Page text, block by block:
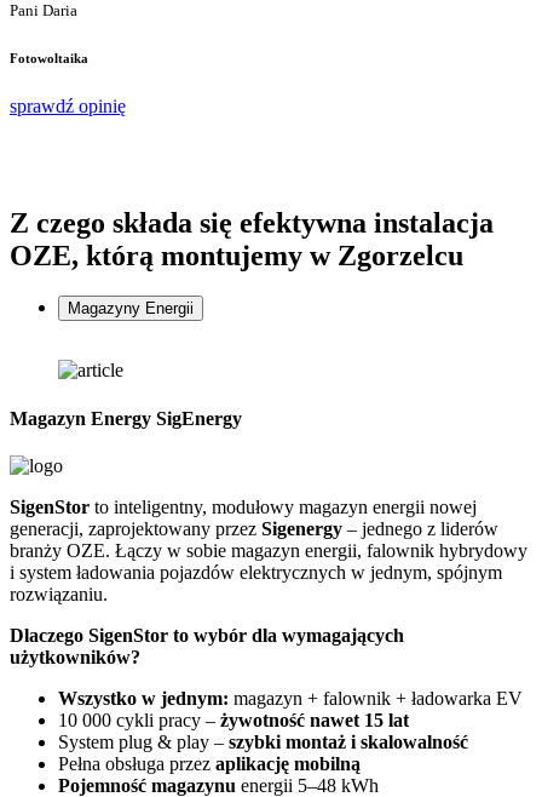
Pani Daria
Fotowoltaika
sprawdź opinię
Z czego składa się efektywna instalacja
OZE, którą montujemy w Zgorzelcu
Magazyny Energii
Magazyn Energy SigEnergy
SigenStor to inteligentny, modułowy magazyn energii nowej
generacji, zaprojektowany przez Sigenergy – jednego z liderów
branży OZE. Łączy w sobie magazyn energii, falownik hybrydowy
i system ładowania pojazdów elektrycznych w jednym, spójnym
rozwiązaniu.
Dlaczego SigenStor to wybór dla wymagających
użytkowników?
Wszystko w jednym: magazyn + falownik + ładowarka EV
10 000 cykli pracy – żywotność nawet 15 lat
System plug & play – szybki montaż i skalowalność
Pełna obsługa przez aplikację mobilną
Pojemność magazynu energii 5–48 kWh